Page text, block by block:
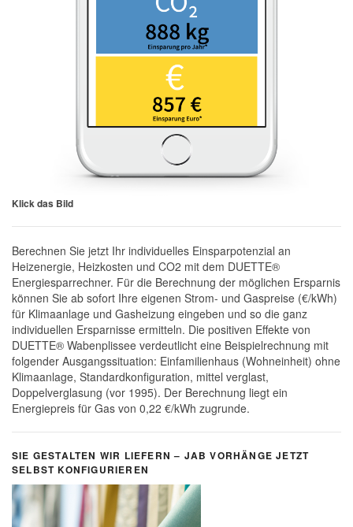
Klick das Bild
Berechnen Sie jetzt Ihr individuelles Einsparpotenzial an
Heizenergie, Heizkosten und CO2 mit dem DUETTE®
Energiesparrechner. Für die Berechnung der möglichen Ersparnis
können Sie ab sofort Ihre eigenen Strom- und Gaspreise (€/kWh)
für Klimaanlage und Gasheizung eingeben und so die ganz
individuellen Ersparnisse ermitteln. Die positiven Effekte von
DUETTE® Wabenplissee verdeutlicht eine Beispielrechnung mit
folgender Ausgangssituation: Einfamilienhaus (Wohneinheit) ohne
Klimaanlage, Standardkonfiguration, mittel verglast,
Doppelverglasung (vor 1995). Der Berechnung liegt ein
Energiepreis für Gas von 0,22 €/kWh zugrunde.
SIE GESTALTEN WIR LIEFERN – JAB VORHÄNGE JETZT
SELBST KONFIGURIEREN